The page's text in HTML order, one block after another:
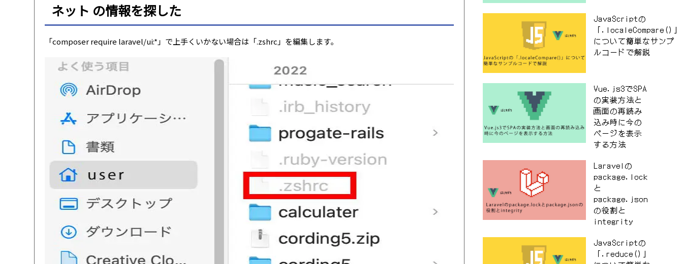
ネット の情報を探した
「composer require laravel/ui:*」で上手くいかない場合は「.zshrc」を編集します。
JavaScriptの
「.localeCompare()」
について簡単なサンプ
ルコードで解説
Vue.js3でSPA
の実装方法と
画面の再読み
込み時に今の
ページを表示
する方法
Laravelの
package.lock
と
package.json
の役割と
integrity
JavaScriptの
「.reduce()」